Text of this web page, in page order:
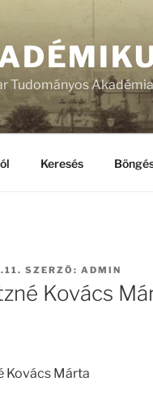
Tudományos
Keresés
SZERZŐ: ADMIN
Kovács
Kovács Márta